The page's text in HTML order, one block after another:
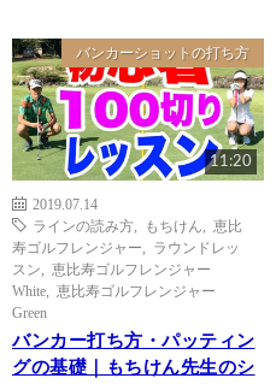
バンカーショットの打ち方
11:20
2019.07.14
ラインの読み方
もちけん
恵比
寿ゴルフレンジャー
ラウンドレッ
スン
恵比寿ゴルフレンジャー
White
恵比寿ゴルフレンジャー
Green
バンカー打ち方・パッティン
グの基礎｜もちけん先生のシ